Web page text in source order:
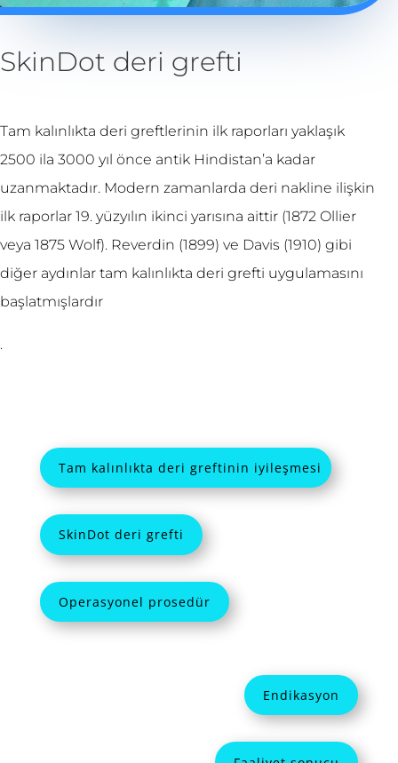
SkinDot deri grefti
Tam kalınlıkta deri greftlerinin ilk raporları yaklaşık
2500 ila 3000 yıl önce antik Hindistan’a kadar
uzanmaktadır. Modern zamanlarda deri nakline ilişkin
ilk raporlar 19. yüzyılın ikinci yarısına aittir (1872 Ollier
veya 1875 Wolf). Reverdin (1899) ve Davis (1910) gibi
diğer aydınlar tam kalınlıkta deri grefti uygulamasını
başlatmışlardır
.
Tam kalınlıkta deri greftinin iyileşmesi
SkinDot deri grefti
Operasyonel prosedür
Endikasyon